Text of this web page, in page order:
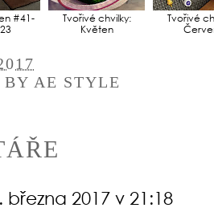
#41-
Tvořivé chvilky:
Květen
Tvořivé
AE STYLE
března 2017 v 21:18